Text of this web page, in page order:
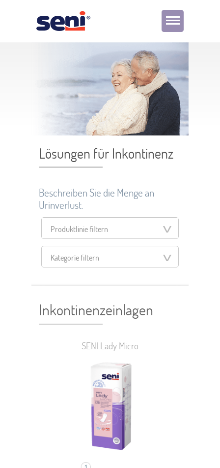
Lösungen für Inkontinenz
Beschreiben Sie die Menge an
Urinverlust.
Produktlinie filtern
Kategorie filtern
Inkontinenzeinlagen
SENI Lady Micro